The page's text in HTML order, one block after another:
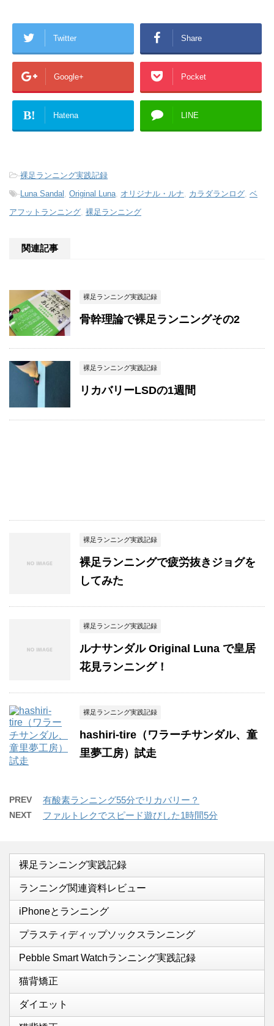
Twitter Share
Google+ Pocket
B! Hatena LINE
-裸足ランニング実践記録
-Luna Sandal , Original Luna, オリジナル・ルナ, カラダランログ, ベ
アフットランニング, 裸足ランニング
関連記事
裸足ランニング実践記録
骨幹理論で裸足ランニングその2
裸足ランニング実践記録
リカバリーLSDの1週間
裸足ランニング実践記録
裸足ランニングで疲労抜きジョグを
してみた
裸足ランニング実践記録
ルナサンダル Original Luna で皇居
花見ランニング！
裸足ランニング実践記録
hashiri-tire（ワラーチサンダル、童
里夢工房）試走
PREV 有酸素ランニング55分でリカバリー？
NEXT ファルトレクでスピード遊びした1時間5分
裸足ランニング実践記録
ランニング関連資料レビュー
iPhoneとランニング
プラスティディップソックスランニング
Pebble Smart Watchランニング実践記録
猫背矯正
ダイエット